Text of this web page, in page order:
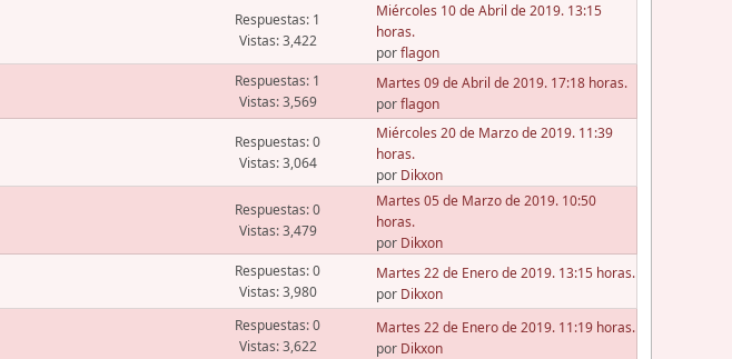
Respuestas: 1
Vistas: 3,422
Miércoles 10 de Abril de 2019. 13:15
horas.
porflagon
Respuestas: 1
Vistas: 3,569
Martes 09 de Abril de 2019. 17:18 horas.
porflagon
Respuestas: 0
Vistas: 3,064
Miércoles 20 de Marzo de 2019. 11:39
horas.
por Dikxon
Respuestas: 0
Vistas: 3,479
Martes 05 de Marzo de 2019. 10:50
horas.
por Dikxon
Respuestas: 0
Vistas: 3,980
Martes 22 de Enero de 2019. 13:15 horas.
por Dikxon
Respuestas: 0
Vistas: 3,622
Martes 22 de Enero de 2019. 11:19 horas.
por Dikxon